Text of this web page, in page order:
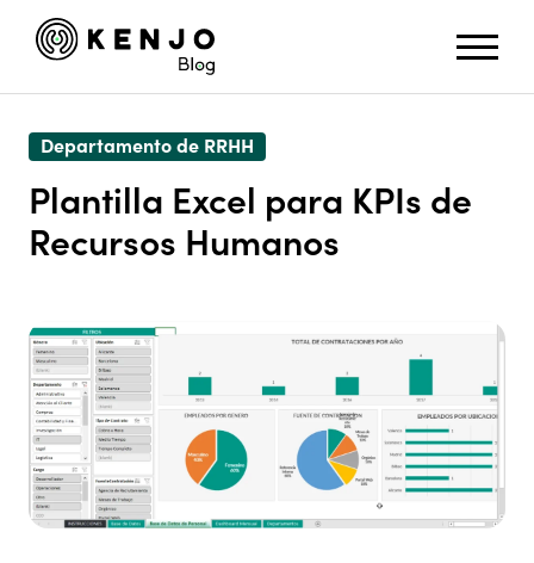
Departamento de RRHH
Plantilla Excel para KPIs de
Recursos Humanos